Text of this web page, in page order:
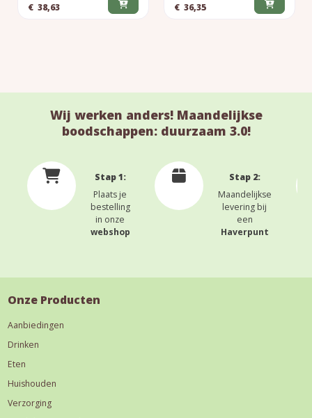
€ 38,63 € 36,35
Wij werken anders! Maandelijkse
boodschappen: duurzaam 3.0!
Stap 1:
Plaats je
bestelling
in onze
webshop
Stap 2:
Maandelijkse
levering bij
een
Haverpunt
Onze Producten
Aanbiedingen
Drinken
Eten
Huishouden
Verzorging